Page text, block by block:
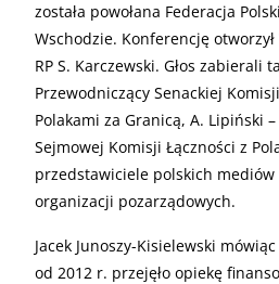
została powołana Federacja
Wschodzie. Konferencję otworzył
RP S. Karczewski. Głos zabierali
Przewodniczący Senackiej
Polakami za Granicą, A. Lipiński
Sejmowej Komisji Łączności z
przedstawiciele polskich mediów
organizacji pozarządowych.
Jacek Junoszy-Kisielewski
od 2012 r. przejęło opiekę